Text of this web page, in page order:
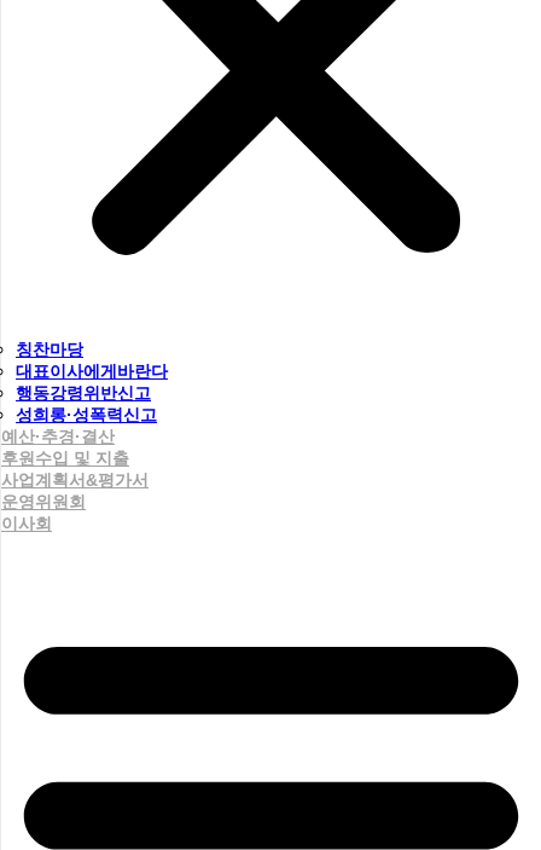
칭찬마당
대표이사에게바란다
행동강령위반신고
성희롱·성폭력신고
예산·추경·결산
후원수입 및 지출
사업계획서&평가서
운영위원회
이사회